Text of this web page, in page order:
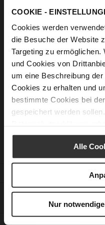
COOKIE -
Cookies werden
die Besuche der Website
Targeting zu ermöglichen.
und Cookies von
um eine Beschreibung
Cookies zu erhalten und
bestimmte Cookies bei
gespeichert werden
Alle
Nur
New Customers
Creating an account has
more than one address,
COMPANY